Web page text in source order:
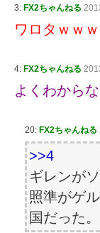
3: FX2ちゃんねる
ワロタｗｗｗ
4: FX2ちゃんねる
よくわから
20: FX2ちゃんねる
>>4
ギレンが
照準がゲ
国だった。